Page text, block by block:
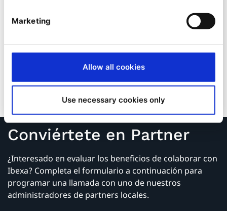
Marketing
Allow all cookies
Use necessary cookies only
expériences au service de ses clients, pour les aider à
améliorer leur performance, à augmenter leur
investissement.
Coexya est partenaire Ibexa depuis 2006.
Conviértete en Partner
¿Interesado en evaluar los beneficios de colaborar con
Ibexa? Completa el formulario a continuación para
programar una llamada con uno de nuestros
administradores de partners locales.